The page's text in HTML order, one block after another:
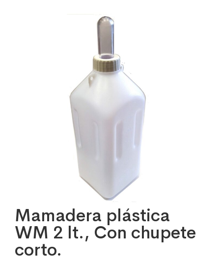
Mamadera plástica
WM 2 lt., Con chupete
corto.